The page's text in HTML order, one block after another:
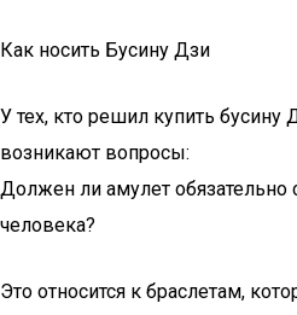
Как носить Бусину Дзи
У тех, кто решил купить бусину
возникают вопросы:
Должен ли амулет обязательно
человека?
Это относится к браслетам,